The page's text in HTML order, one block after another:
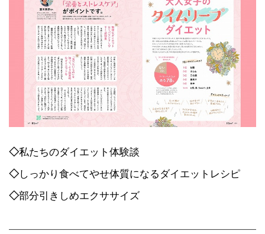
◇私たちのダイエット体験談
◇しっかり食べてやせ体質になるダイエットレシピ
◇部分引きしめエクササイズ